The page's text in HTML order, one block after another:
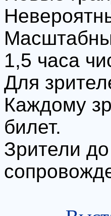
1,5 часа
Для
Каждому
билет.
Зрители